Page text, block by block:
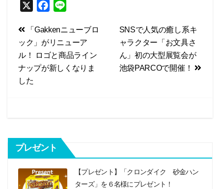
c
e
b
o
n
e
投
稿
ナ
ビ
シ
ョ
ン
SNSで人気の癒し系キ
ャラクター「お文具さ
ん」初の大型展覧会が
池袋PARCOで開催！
「Gakkenニューブロ
ック」がリニューア
ル！ ロゴと商品ライン
ナップが新しくなりま
した
プレゼント
【プレゼント】「クロンダイク 砂金ハン
ターズ」を６名様にプレゼント！